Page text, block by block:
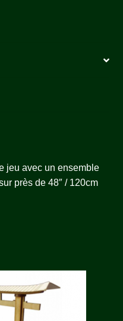
jeu avec un ensemble
près de 48″ / 120cm